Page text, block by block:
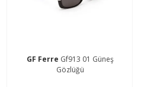
GF Ferre Gf913 01 Güneş
Gözlüğü